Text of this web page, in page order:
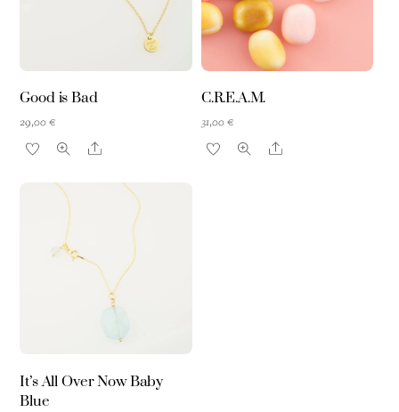
Good is Bad
29,00€
Share
C.R.E.A.M.
31,00€
Share
It’s All Over Now Baby
Blue